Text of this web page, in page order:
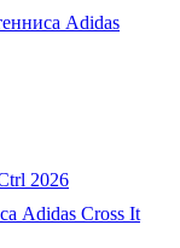
Adidas
2026
Adidas Cross It